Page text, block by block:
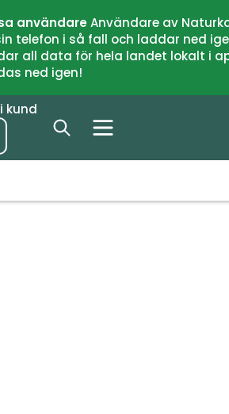
användareAnvändare av
telefon i så fall och laddar ned
all data för hela landet lokalt
ned igen!
kund